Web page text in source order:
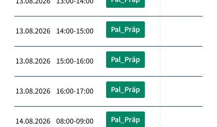
13.08.2026 14:00-15:00 Pal_Präp
13.08.2026 15:00-16:00 Pal_Präp
13.08.2026 16:00-17:00 Pal_Präp
14.08.2026 08:00-09:00 Pal_Präp